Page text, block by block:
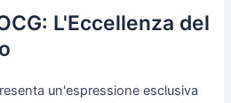
L'Eccellenza del
un'espressione esclusiva